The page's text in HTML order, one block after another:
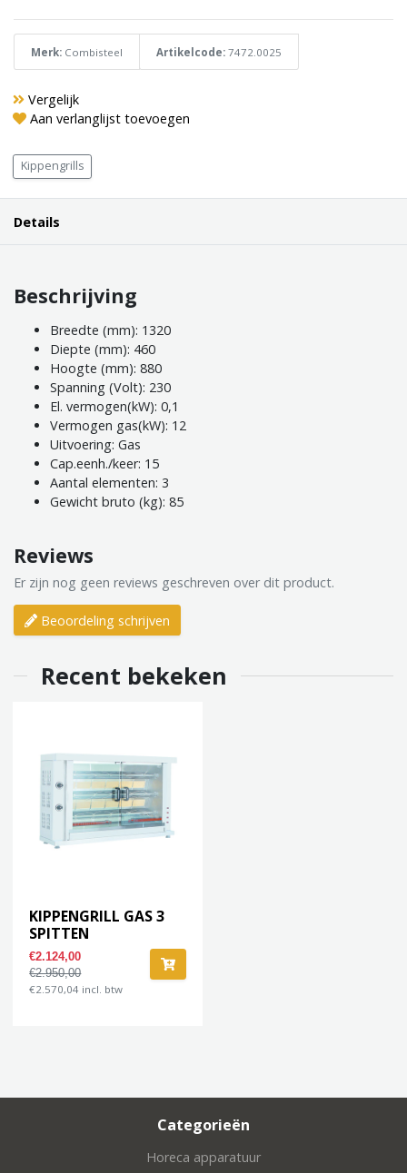
Merk: Combisteel Artikelcode: 7472.0025
Vergelijk
Aan verlanglijst toevoegen
Kippengrills
Details
Beschrijving
Breedte (mm): 1320
Diepte (mm): 460
Hoogte (mm): 880
Spanning (Volt): 230
El. vermogen(kW): 0,1
Vermogen gas(kW): 12
Uitvoering: Gas
Cap.eenh./keer: 15
Aantal elementen: 3
Gewicht bruto (kg): 85
Reviews
Er zijn nog geen reviews geschreven over dit product.
Beoordeling schrijven
Recent bekeken
KIPPENGRILL GAS 3
SPITTEN
€2.124,00
€2.950,00
€2.570,04 incl. btw
Categorieën
Horeca apparatuur